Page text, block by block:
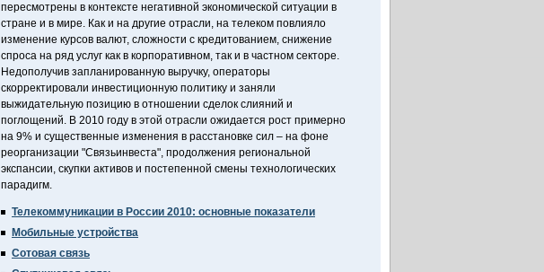
пересмотрены в контексте негативной экономической ситуации в
стране и в мире. Как и на другие отрасли, на телеком повлияло
изменение курсов валют, сложности с кредитованием, снижение
спроса на ряд услуг как в корпоративном, так и в частном секторе.
Недополучив запланированную выручку, операторы
скорректировали инвестиционную политику и заняли
выжидательную позицию в отношении сделок слияний и
поглощений. В 2010 году в этой отрасли ожидается рост примерно
на 9% и существенные изменения в расстановке сил – на фоне
реорганизации "Связьинвеста", продолжения региональной
экспансии, скупки активов и постепенной смены технологических
парадигм.
Телекоммуникации в России 2010: основные показатели
Мобильные устройства
Сотовая связь